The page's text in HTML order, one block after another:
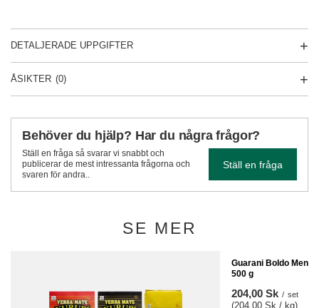
DETALJERADE UPPGIFTER
ÅSIKTER (0)
Behöver du hjälp? Har du några frågor?
Ställ en fråga så svarar vi snabbt och
publicerar de mest intressanta frågorna och
svaren för andra..
Ställ en fråga
SE MER
Guarani Boldo
500 g
204,00 Sk / set
(204,00 Sk / kg)